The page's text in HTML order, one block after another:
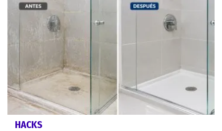
HACKS